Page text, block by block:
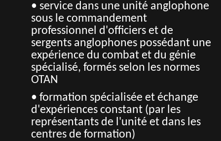
• service dans une unité anglophone
sous le commandement
professionnel d'officiers et de
sergents anglophones possédant une
expérience du combat et du génie
spécialisé, formés selon les normes
OTAN
• formation spécialisée et échange
d'expériences constant (par les
représentants de l'unité et dans les
centres de formation)